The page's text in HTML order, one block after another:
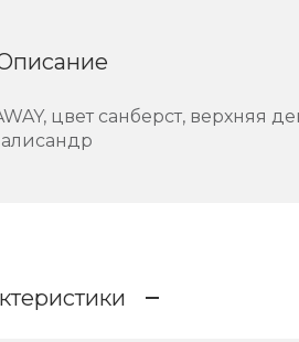
цвет санберст, верхняя